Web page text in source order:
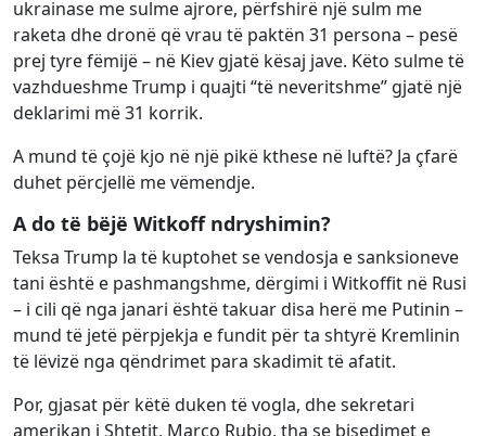
ukrainase me sulme ajrore, përfshirë një sulm me
raketa dhe dronë që vrau të paktën 31 persona – pesë
prej tyre fëmijë – në Kiev gjatë kësaj jave. Këto sulme të
vazhdueshme Trump i quajti “të neveritshme” gjatë një
deklarimi më 31 korrik.
A mund të çojë kjo në një pikë kthese në luftë? Ja çfarë
duhet përcjellë me vëmendje.
A do të bëjë Witkoff ndryshimin?
Teksa Trump la të kuptohet se vendosja e sanksioneve
tani është e pashmangshme, dërgimi i Witkoffit në Rusi
– i cili që nga janari është takuar disa herë me Putinin –
mund të jetë përpjekja e fundit për ta shtyrë Kremlinin
të lëvizë nga qëndrimet para skadimit të afatit.
Por, gjasat për këtë duken të vogla, dhe sekretari
amerikan i Shtetit, Marco Rubio, tha se bisedimet e